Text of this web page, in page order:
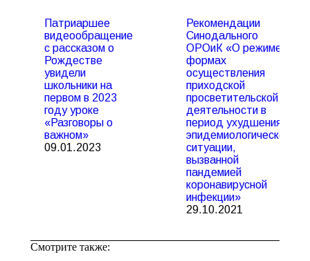
Патриаршее
видеообращение
с рассказом о
Рождестве
увидели
школьники на
первом в 2023
году уроке
«Разговоры о
важном»
09.01.2023
Рекомендации
Синодального
ОРОиК «О режиме и
формах
осуществления
приходской
просветительской
деятельности в
период ухудшения
эпидемиологической
ситуации,
вызванной
пандемией
коронавирусной
инфекции»
29.10.2021
Смотрите также: